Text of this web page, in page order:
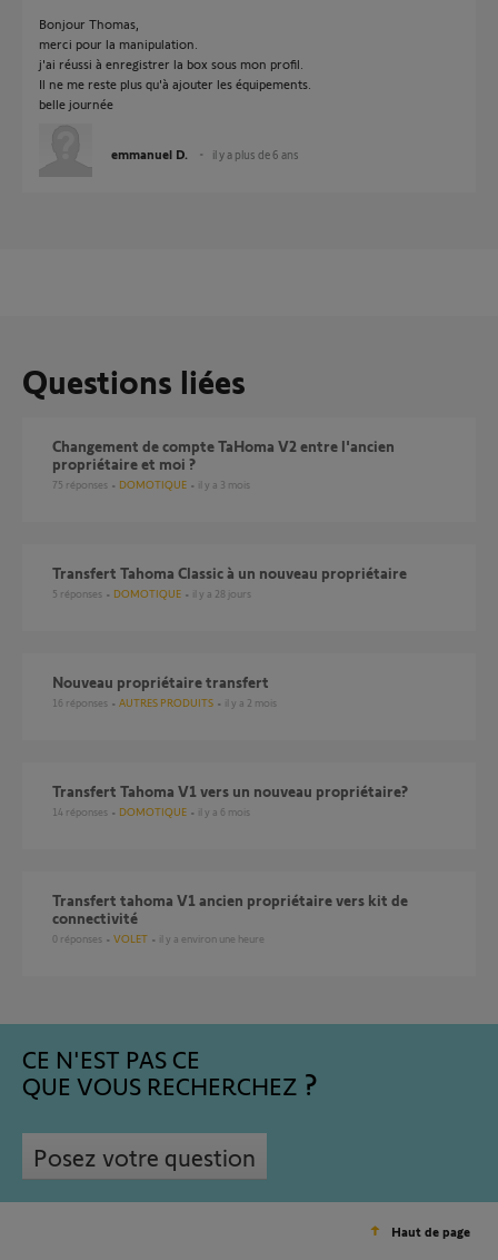
Bonjour Thomas,
merci pour la manipulation.
j'ai réussi à enregistrer la box sous mon profil.
Il ne me reste plus qu'à ajouter les équipements.
belle journée
emmanuel D. il y a plus de 6 ans
Questions liées
Changement de compte TaHoma V2 entre l'ancien
propriétaire et moi ?
75 réponses DOMOTIQUE il y a 3 mois
Transfert Tahoma Classic à un nouveau propriétaire
5 réponses DOMOTIQUE il y a 28 jours
Nouveau propriétaire transfert
16 réponses AUTRES PRODUITS il y a 2 mois
Transfert Tahoma V1 vers un nouveau propriétaire?
14 réponses DOMOTIQUE il y a 6 mois
Transfert tahoma V1 ancien propriétaire vers kit de
connectivité
0 réponses VOLET il y a environ une heure
CE N'EST PAS CE
QUE VOUS RECHERCHEZ
Posez votre question
Haut de page